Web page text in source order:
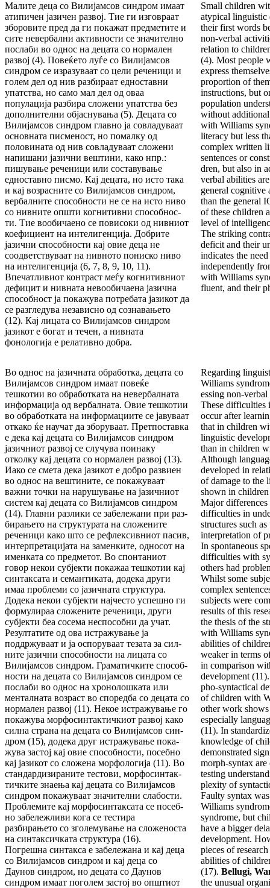
Малите деца со Вилијамсов синдром имаат
ати­пи­чен јазичен развој. Тие ги изговраат
зборо­ви­те пред да ги покажат предметите и
сите не­вер­бални активности се значително
послаби во од­нос на децата со нормален
развој (4). Повеќето луѓе со Ви­лијамсов
синдром се изразуваат со цели ре­че­ници и
голем дел од нив разбираат едноставни
упатства, но само мал дел од оваа
популација разбира сложени упатства без
до­пол­нителни об­јас­нувања (5). Децата со
Вили­јам­сов синдром главно ја совладуваат
ос­нов­на­та писменост, но помалку од
половината од нив совладуваат сложени
напишани јазични вешти­ни, како нпр.:
пишување реченици или составу­вање
едноставно писмо. Кај децата, но исто така
и кај возрасните со Вилијамсов син­дром,
вербалните способности не се на исто ни­во
со нивните општи когнитивни способ­нос­
ти. Тие вообичаено се повисоки од нивниот
кое­фи­ци­ент на интелигенција. Добрите
јазични способ­нос­ти кај овие деца не
соодветствуваат на нивното пониско ниво
на интелигенција (6, 7, 8, 9, 10, 11).
Впечатливиот контраст меѓу когнитивниот
де­фи­цит и нивната невообичаена јазична
способ­ност ја покажува потребата јазикот да
се раз­гле­­дува независно од сознавањето
(12). Кај ли­ца­та со Вил­ијамсов синдром
јазикот е богат и течен, а нив­ната
фонологија е релативно добра.
Small children
atypical linguistic
their first words
non-verbal
relation to
(4). Most people
express
proportion of
instructions, but
population
without
with Williams
literacy but less
complex written
sentences or
dren, but also in
verbal abilities
general cognitive
than the general
of these children
level of
The striking
defi­cit and their
indicates the
independently
with Williams
fluent, and their
Во од­нос на јазичната обработка, децата со
Ви­лијам­сов синдром имаат повеќе
тешкотии во обра­бот­ката на невербалната
информација од вер­бал­ната. Овие тешкотии
во обработката на ин­фор­мациите се јавуваат
откако ќе научат да збо­руваат. Претпоставка
е дека кај децата со Ви­лијамсов синдром
јазичниот развој се слу­чува поинаку
отколку кај децата со нормален развој (13).
Иако се смета дека јазикот е добро развиен
во однос на вештините, се покажуваат
важни точки на нару­шу­вање на јазичниот
систем кај децата со Ви­ли­јамсов синдром
(14). Главни разлики се забе­ле­­жа­ни при раз­
би­рањето на структурата на сло­жените
рече­ни­ци како што се рефлексивниот пасив,
интер­пре­тацијата на заменките, односот на
именката со пред­ме­тот. Во спонтаниот
говор некои субјекти пока­жаа тешкотии кај
синтак­са­та и семанти­ката, до­де­ка други
имаа проблеми со јазичната струк­ту­ра.
Додека некои субјекти најчесто ус­пеш­но ги
формулираа сложените реченици, други
суб­јек­ти беа сосема неспо­собни да учат.
Резул­та­ти­те од ова истражување ја
поддржу­ваат и ја ос­по­руваат тезата за сил­
ните јазични способности на лицата со
Вили­јамсов синдром. Граматич­ки­те способ­
нос­ти на децата со Вили­јам­сов синдром се
послаби во однос на хро­нолошката или
менталната воз­раст во споредба со децата со
нормален развој (11). Некое истра­жу­­вање го
по­ка­жува морфо­син­тактичкиот раз­вој како
сил­на страна на децата со Вилијамсов син­
дром (15), додека друг истражување пока­
жу­ва застој кај овие способ­ности, посебно
кај јазикот со сло­же­на морфо­ло­ги­ја (11). Во
стан­дар­ди­зи­ра­ните тестови, мор­фосинтак­
тич­ките знае­­ња кај децата со Вилијамсов
синдром по­ка­жу­ваат зна­чителни слабос­ти.
Проблемите кај мор­фо­син­таксата се посеб­
но забележливи кога се тес­тира
разбирањето со зголемување на сло­же­носта
на синтаксичката струк­тура (16).
Погрешна синтакса е забележана и кај деца
со Вилијамсов синдром и кај деца со
Даунов син­дром, но децата со Дау­нов
синдром имаат пого­лем застој во општиот
Regarding
Williams
essing non-
These difficulties
occur after
that in chil­dren
linguistic
than in chil­dren
Although
developed in
of damage to the
shown in
Major differences
difficulties in
structures such
interpretation of
In spontaneous
diffi­culties with
others had
Whilst some
complex
subjects were
re­sults of this
the thesis of the
with Williams
abilities of
weaker in terms
in compari­son
development
pho-syntactical
of children with
other work
especially
(11). In
knowl­edge of
demon­strated
morph-syntax
testing
plexity of
Faulty syntax
Williams
syndrome, but
have a bigger
develop­ment.
pieces of
abilities of
(17). Bellugi,
the unusual